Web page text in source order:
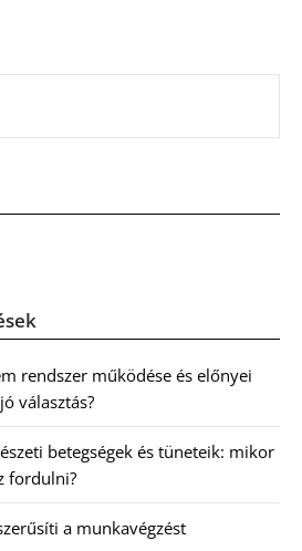
rendszer működése és előnyei
választás?
betegségek és tüneteik: mikor
fordulni?
a munkavégzést